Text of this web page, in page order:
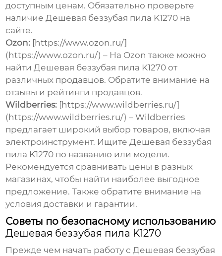
доступным ценам. Обязательно проверьте
наличиеДешевая беззубая пила K1270 на
сайте.
Ozon: [https://www.ozon.ru/]
(https://www.ozon.ru/) – На Ozon также можно
найтиДешевая беззубая пила K1270 от
различных продавцов. Обратите внимание на
отзывы и рейтинги продавцов.
Wildberries: [https://www.wildberries.ru/]
(https://www.wildberries.ru/) – Wildberries
предлагает широкий выбор товаров, включая
электроинструмент. ИщитеДешевая беззубая
пила K1270 по названию или модели.
Рекомендуется сравнивать цены в разных
магазинах, чтобы найти наиболее выгодное
предложение. Также обратите внимание на
условия доставки и гарантии.
Советы по безопасному использованию
Дешевая беззубая пила K1270
Прежде чем начать работу сДешевая беззубая